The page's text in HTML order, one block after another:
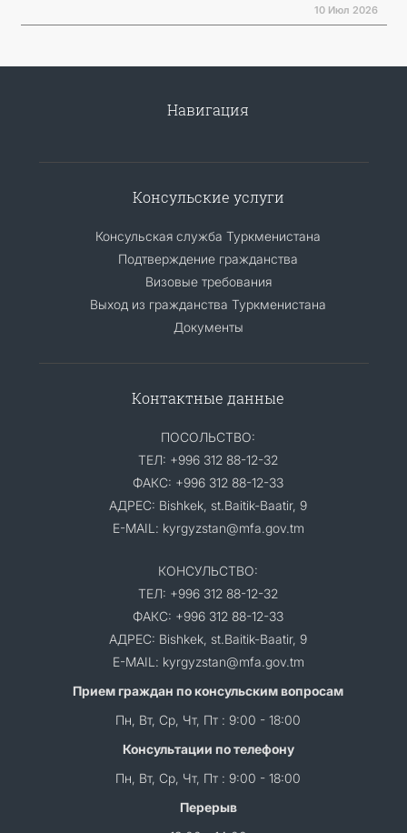
10 Июл 2026
Навигация
Консульские услуги
Консульская служба Туркменистана
Подтверждение гражданства
Визовые требования
Выход из гражданства Туркменистана
Документы
Контактные данные
ПОСОЛЬСТВО:
ТЕЛ: +996 312 88-12-32
ФАКС: +996 312 88-12-33
АДРЕС: Bishkek, st.Baitik-Baatir, 9
E-MAIL: kyrgyzstan@mfa.gov.tm
КОНСУЛЬСТВО:
ТЕЛ: +996 312 88-12-32
ФАКС: +996 312 88-12-33
АДРЕС: Bishkek, st.Baitik-Baatir, 9
E-MAIL: kyrgyzstan@mfa.gov.tm
Прием граждан по консульским вопросам
Пн, Вт, Ср, Чт, Пт : 9:00 - 18:00
Консультации по телефону
Пн, Вт, Ср, Чт, Пт : 9:00 - 18:00
Перерыв